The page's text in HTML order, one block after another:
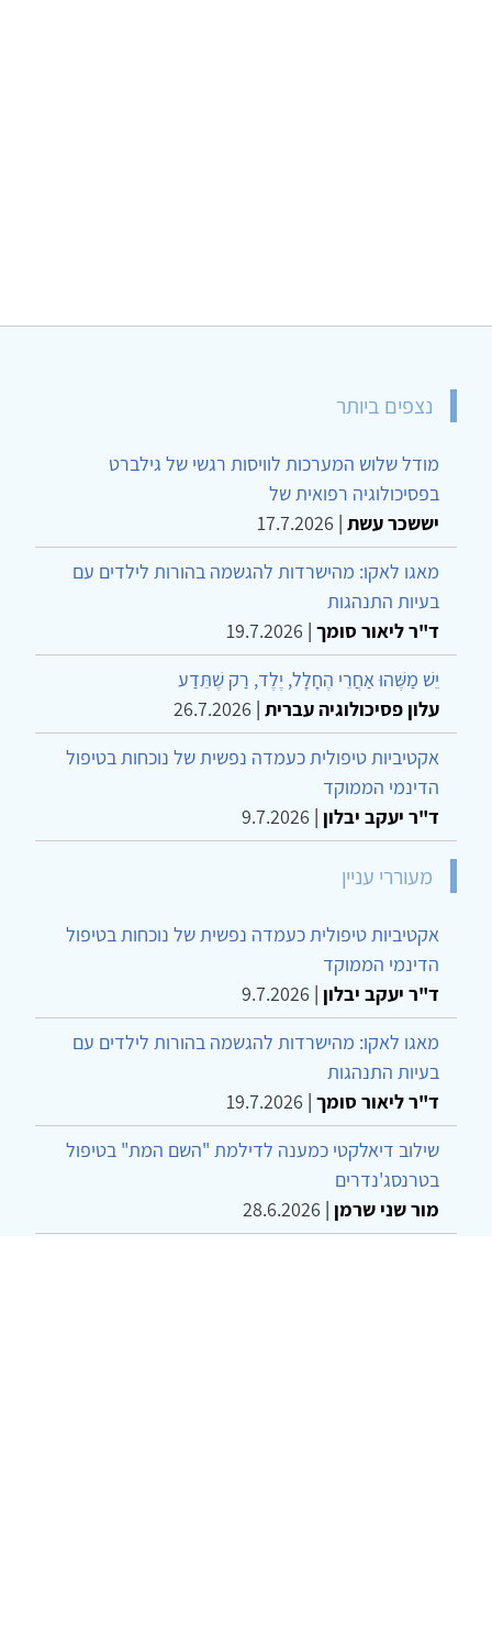
נצפים ביותר
מודל שלוש המערכות לוויסות רגשי של גילברט
בפסיכולוגיה רפואית של
יששכר עשת |
17.7.2026
מאגו לאקו: מהישרדות להגשמה בהורות לילדים עם
בעיות התנהגות
ד"ר ליאור סומך |
19.7.2026
יֵשׁ מַשֶּׁהוּ אַחֲרֵי הֶחָלָל, יֶלֶד, רַק שֶׁתֵּדַע
עלון פסיכולוגיה עברית |
26.7.2026
אקטיביות טיפולית כעמדה נפשית של נוכחות בטיפול
הדינמי הממוקד
ד"ר יעקב יבלון |
9.7.2026
מעוררי עניין
אקטיביות טיפולית כעמדה נפשית של נוכחות בטיפול
הדינמי הממוקד
ד"ר יעקב יבלון |
9.7.2026
מאגו לאקו: מהישרדות להגשמה בהורות לילדים עם
בעיות התנהגות
ד"ר ליאור סומך |
19.7.2026
שילוב דיאלקטי כמענה לדילמת "השם המת" בטיפול
בטרנסג'נדרים
מור שני שרמן |
28.6.2026